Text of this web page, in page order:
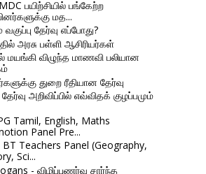
பயிற்சியில் பங்கேற்ற
மத...
தேர்வு எப்போது?
அரசு பள்ளி ஆசிரியர்கள்
மயங்கி விழுந்த மாணவி பலியான
துறை ரீதியான தேர்வு
அறிவிப்பில் எவ்விதக் குழப்பமும்
Tamil, English, Maths
Panel Pre...
BT Teachers Panel (Geography,
Sci...
- விழிப்புணர்வு சார்ந்த